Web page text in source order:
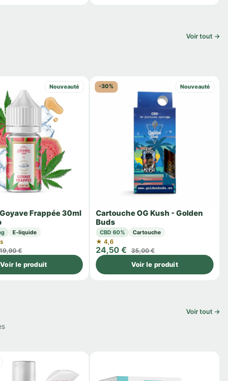
Voir tout →
Nouveauté
Frappée 30ml
E-liquide
19,90 €
Voir le produit
-30% Nouveauté
Cartouche OG Kush - Golden
Buds
CBD 60% Cartouche
★ 4,6
24,50 € 35,00 €
Voir le produit
Voir tout →